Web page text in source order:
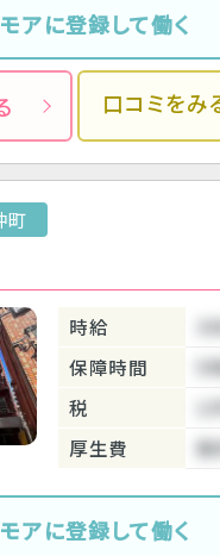
モアに登録して働く
口コミをみ
町
時給
保障時間
5
税
厚生費
無
モアに登録して働く